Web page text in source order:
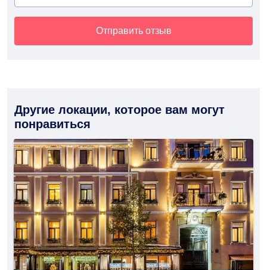
Отправить отзыв
Другие локации, которое вам могут
понравиться